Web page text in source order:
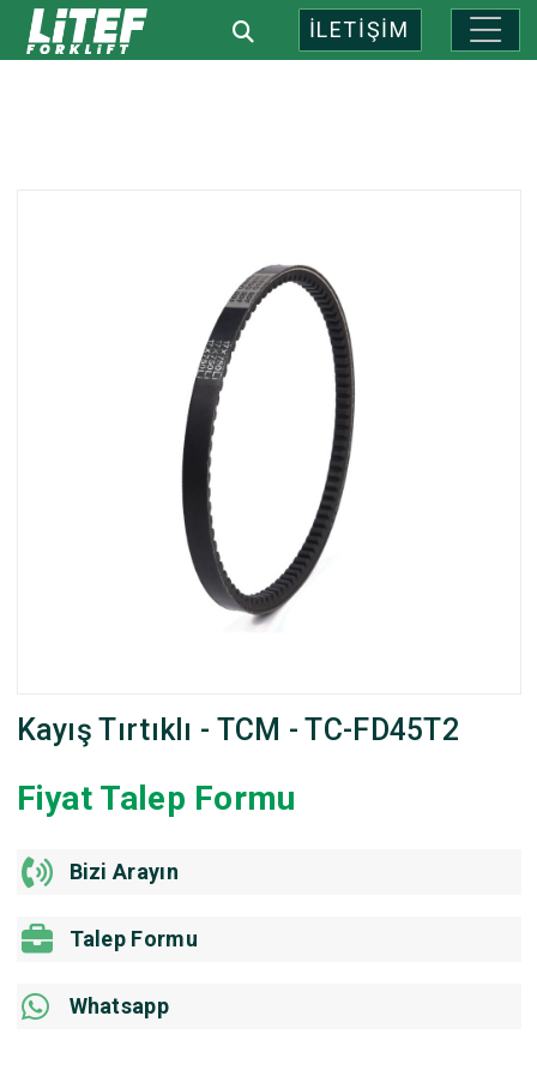
İLETİŞİM
Kayış Tırtıklı - TCM - TC-FD45T2
Fiyat Talep Formu
Bizi Arayın
Talep Formu
Whatsapp